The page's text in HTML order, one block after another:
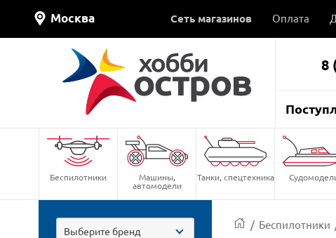
Москва Сеть магазинов Оплата
8
Беспилотники Машины,
автомодели
Танки, спецтехника
Выберите бренд / Беспилотники